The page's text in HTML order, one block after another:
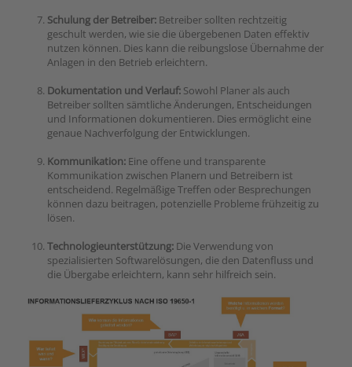
Schulung der Betreiber: Betreiber sollten rechtzeitig
geschult werden, wie sie die übergebenen Daten effektiv
nutzen können. Dies kann die reibungslose Übernahme der
Anlagen in den Betrieb erleichtern.
Dokumentation und Verlauf: Sowohl Planer als auch
Betreiber sollten sämtliche Änderungen, Entscheidungen
und Informationen dokumentieren. Dies ermöglicht eine
genaue Nachverfolgung der Entwicklungen.
Kommunikation: Eine offene und transparente
Kommunikation zwischen Planern und Betreibern ist
entscheidend. Regelmäßige Treffen oder Besprechungen
können dazu beitragen, potenzielle Probleme frühzeitig zu
lösen.
Technologieunterstützung: Die Verwendung von
spezialisierten Softwarelösungen, die den Datenfluss und
die Übergabe erleichtern, kann sehr hilfreich sein.